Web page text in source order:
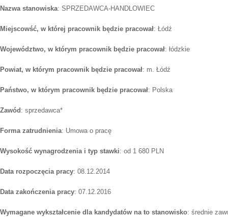
Nazwa stanowiska: SPRZEDAWCA-HANDLOWIEC
Miejscowść, w której pracownik będzie pracował: Łódź
Województwo, w którym pracownik będzie pracował: łódzkie
Powiat, w którym pracownik będzie pracował: m. Łódź
Państwo, w którym pracownik będzie pracował: Polska
Zawód : sprzedawca*
Forma zatrudnienia: Umowa o pracę
Wysokość wynagrodzenia i typ stawki: od 1 680 PLN
Data rozpoczęcia pracy: 08.12.2014
Data zakończenia pracy: 07.12.2016
Wymagane wykształcenie dla kandydatów na to stanowisko: średnie